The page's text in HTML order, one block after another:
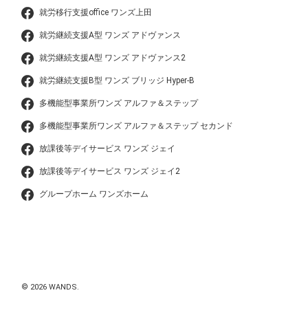
就労移行支援office ワンズ上田
就労継続支援A型 ワンズ アドヴァンス
就労継続支援A型 ワンズ アドヴァンス2
就労継続支援B型 ワンズ ブリッジ Hyper-B
多機能型事業所ワンズ アルファ＆ステップ
多機能型事業所ワンズ アルファ＆ステップ セカンド
放課後等デイサービス ワンズ ジェイ
放課後等デイサービス ワンズ ジェイ2
グループホーム ワンズホーム
© 2026 WANDS.